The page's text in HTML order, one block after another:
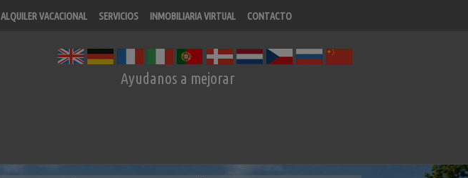
ALQUILER VACACIONAL SERVICIOS INMOBILIARIA VIRTUAL CONTACTO
Ayudanos a mejorar